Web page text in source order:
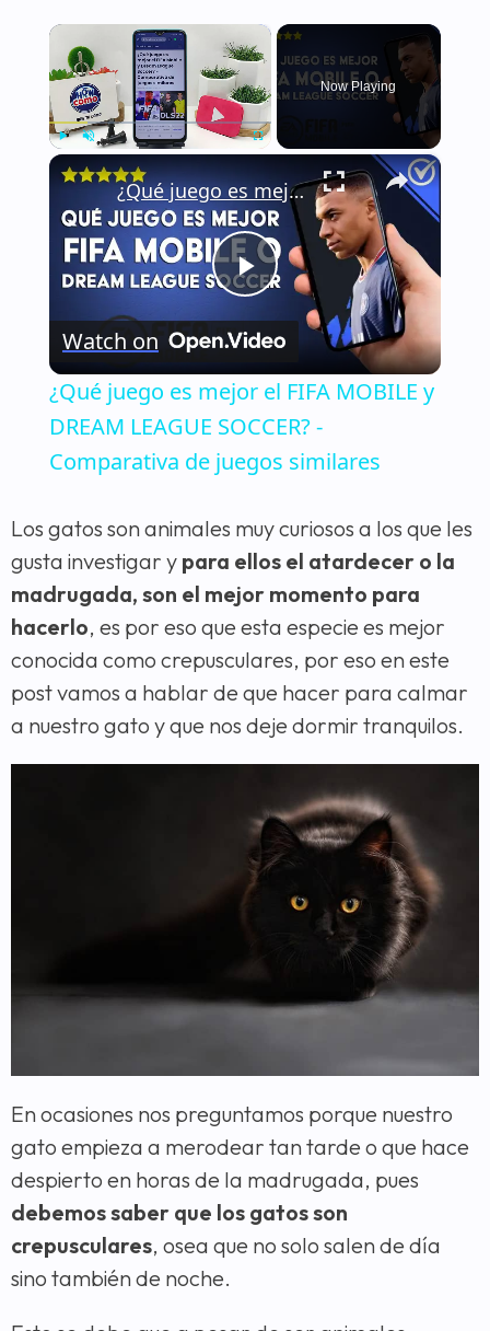
×
Now Playing
×
Play
Video
¿Qué juego es mejor el FIFA MOBILE y DREAM LEAGUE SOCCER? - Comparativa de juegos similares
Watch on
¿Qué juego es mejor el FIFA MOBILE y
DREAM LEAGUE SOCCER? -
Comparativa de juegos similares
Los gatos son animales muy curiosos a los que les
gusta investigar y para ellos el atardecer o la
madrugada, son el mejor momento para
hacerlo, es por eso que esta especie es mejor
conocida como crepusculares, por eso en este
post vamos a hablar de que hacer para calmar
a nuestro gato y que nos deje dormir tranquilos.
En ocasiones nos preguntamos porque nuestro
gato empieza a merodear tan tarde o que hace
despierto en horas de la madrugada, pues
debemos saber que los gatos son
crepusculares, osea que no solo salen de día
sino también de noche.